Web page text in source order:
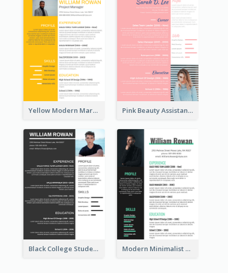
Yellow Modern Marketing Consultant Resume Pink Beauty Assistant Resume
Black College Student Resume Modern Minimalist Marketing Resume